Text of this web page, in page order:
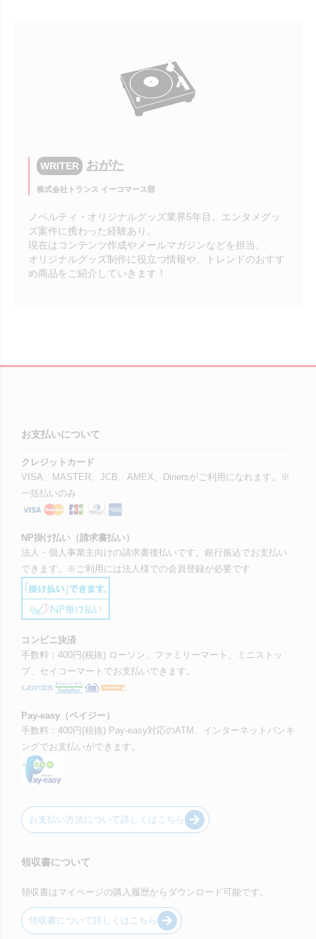
WRITER おがた
株式会社トランス イーコマース部
ノベルティ・オリジナルグッズ業界5年目。エンタメグッ
ズ案件に携わった経験あり。
現在はコンテンツ作成やメールマガジンなどを担当。
オリジナルグッズ制作に役立つ情報や、トレンドのおすす
め商品をご紹介していきます！
お支払いについて
クレジットカード
VISA、MASTER、JCB、AMEX、Dinersがご利用になれます。※
一括払いのみ
NP掛け払い（請求書払い）
法人・個人事業主向けの請求書後払いです。銀行振込でお支払い
できます。※ご利用には法人様での会員登録が必要です
コンビニ決済
手数料：400円(税抜) ローソン、ファミリーマート、ミニストッ
プ、セイコーマートでお支払いできます。
Pay-easy（ペイジー）
手数料：400円(税抜) Pay-easy対応のATM、インターネットバンキ
ングでお支払いができます。
お支払い方法について詳しくはこちら
領収書について
領収書はマイページの購入履歴からダウンロード可能です。
領収書について詳しくはこちら